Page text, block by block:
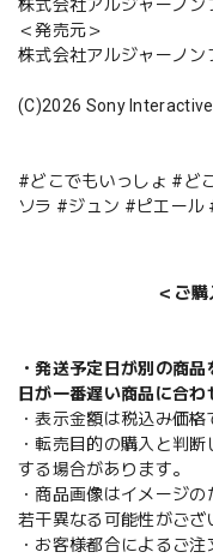
株式会社アルジャーノン
＜発売元＞
株式会社アルジャーノン
(C)2026 Sony
#どこでもいっしょ #ど
ソラ #ジュン #ピエール
＜ご
・発送予定日が別の商
日が一番遅い商品に合わ
・表示金額は税込み価格
・転売目的の購入と判
する場合があります。
・商品画像はイメージ
若干異なる可能性がござ
・お客様都合によるご